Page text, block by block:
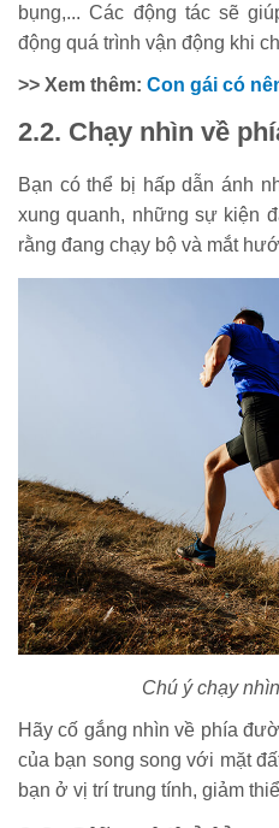
bụng,... Các động tác sẽ
động quá trình vận động khi
>> Xem thêm: Con gái có
2.2. Chạy nhìn về
Bạn có thể bị hấp dẫn ánh
xung quanh, những sự kiện
rằng đang chạy bộ và mắt
Chú ý chạy
Hãy cố gắng nhìn về phía
của bạn song song với mặt
bạn ở vị trí trung tính, giảm